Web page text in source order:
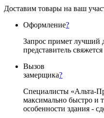
Доставим товары на ваш
Оформление?
Запрос примет лучший
представитель
Вызов
замерщика?
Специалисты «Альта-
максимально быстро и
особенности здания -